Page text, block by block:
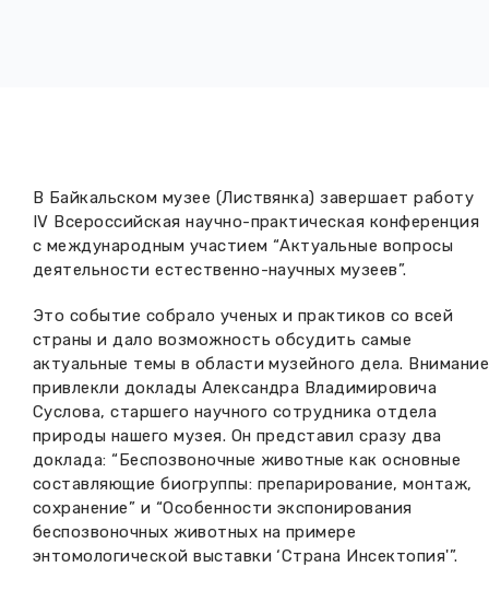
Фонды и коллекции
Партнеры
В Байкальском музее (Листвянка) завершает работу
IV Всероссийская научно-практическая конференция
с международным участием “Актуальные вопросы
деятельности естественно-научных музеев”.
Это событие собрало ученых и практиков со всей
страны и дало возможность обсудить самые
актуальные темы в области музейного дела. Внимание
привлекли доклады Александра Владимировича
Суслова, старшего научного сотрудника отдела
природы нашего музея. Он представил сразу два
доклада: “Беспозвоночные животные как основные
составляющие биогруппы: препарирование, монтаж,
сохранение” и “Особенности экспонирования
беспозвоночных животных на примере
энтомологической выставки ‘Страна Инсектопия'”.